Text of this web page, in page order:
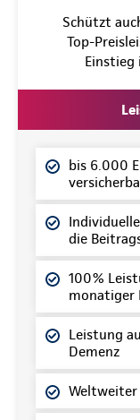
Schützt
Top-
Einstieg
bis 6.000
die
100%
monatiger
Leistung
Demenz
Weltweiter